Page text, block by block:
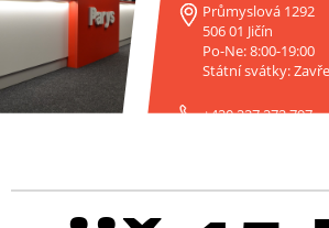
Průmyslová 1292
506 01 Jičín
Po-Ne: 8:00-19:00
Státní svátky:
+420 227 272 797